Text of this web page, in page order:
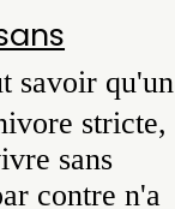
savoir qu'un
stricte,
sans
contre n'a